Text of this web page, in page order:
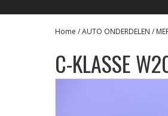
Home /AUTO ONDERDELEN /
C-KLASSE